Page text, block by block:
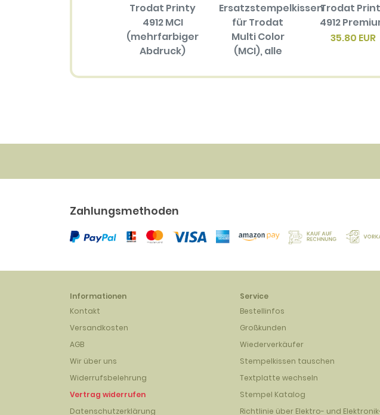
Trodat Printy
4912 MCI
(mehrfarbiger
Abdruck)
Ersatzstempelkissen
für Trodat
Multi Color
(MCI), alle
(mehrfarbiger
Trodat
4912
35.80 EUR
Zahlungsmethoden
Informationen
Kontakt
Versandkosten
AGB
Wir über uns
Widerrufsbelehrung
Vertrag widerrufen
Datenschutzerklärung
Service
Bestellinfos
Großkunden
Wiederverkäufer
Stempelkissen tauschen
Textplatte wechseln
Stempel Katalog
Richtlinie über Elektro- und